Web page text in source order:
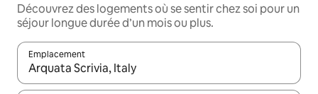
Découvrez des logements où se sentir chez soi pour un
séjour longue durée d’un mois ou plus.
Emplacement
Quand les résultats sont affichés, parcourez-les en utilisant